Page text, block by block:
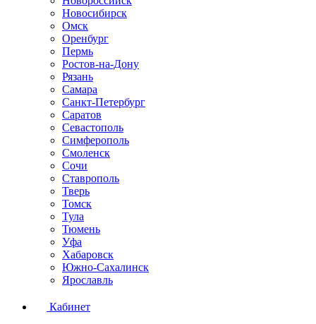
Новосибирск
Омск
Оренбург
Пермь
Ростов-на-Дону
Рязань
Самара
Санкт-Петербург
Саратов
Севастополь
Симферополь
Смоленск
Сочи
Ставрополь
Тверь
Томск
Тула
Тюмень
Уфа
Хабаровск
Южно-Сахалинск
Ярославль
Кабинет